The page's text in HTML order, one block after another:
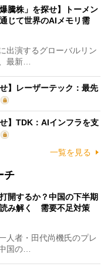
騰株」を探せ】トーメン
じて世界のAIメモリ需
出演するグローバルリン
最新…
】レーザーテック：最先
】TDK：AIインフラを支
一覧を見る
チ
開するか？中国の下半期
み解く 需要不足対策
人者・田代尚機氏のプレ
国の…